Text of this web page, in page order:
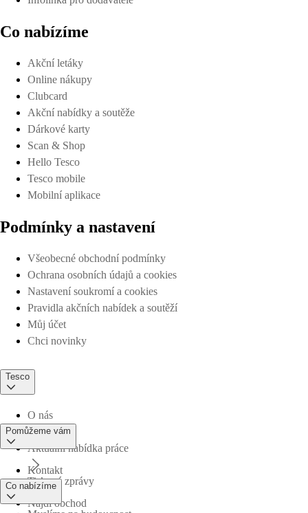
Co nabízíme
Akční letáky
Online nákupy
Clubcard
Akční nabídky a soutěže
Dárkové karty
Scan & Shop
Hello Tesco
Tesco mobile
Mobilní aplikace
Podmínky a nastavení
Všeobecné obchodní podmínky
Ochrana osobních údajů a cookies
Nastavení soukromí a cookies
Pravidla akčních nabídek a soutěží
Můj účet
Chci novinky
Tesco
O nás
Aktuální nabídka práce
Tiskové zprávy
Pomůžeme vám
Kontakt
Najdi obchod
Co nabízíme